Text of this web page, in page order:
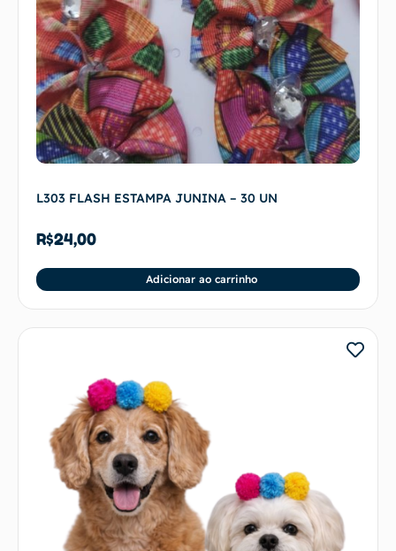
L303 FLASH ESTAMPA JUNINA – 30 UN
R$24,00
Adicionar ao carrinho